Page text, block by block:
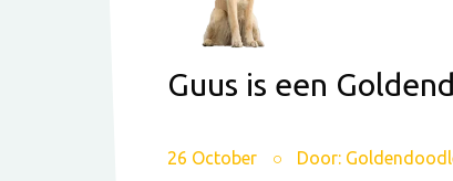
Guus is een
26 October Door: